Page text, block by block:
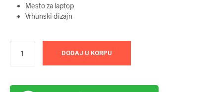
Mesto za laptop
Vrhunski dizajn
DODAJ U KORPU